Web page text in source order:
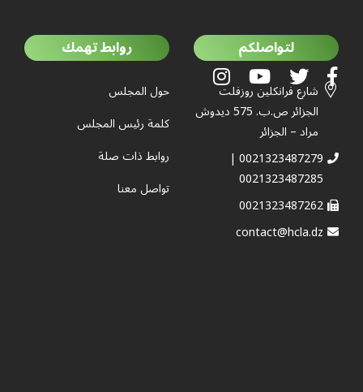
لتواصلكم
شارع فرانكلين روزفلت
الجزائر ص.ب. 575 ديدوش
مراد – الجزائر
0021323487279 |
0021323487285
0021323487262
contact@hcla.dz
روابط تهمك
حول المجلس
كلمة رئيس المجلس
روابط ذات صلة
تواصل معنا